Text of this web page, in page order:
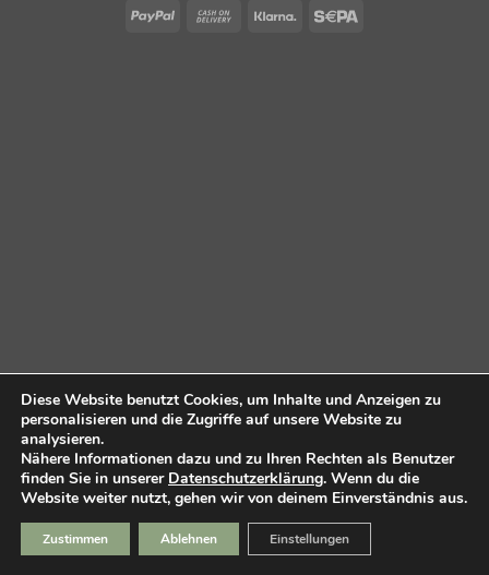
PayPal
Cash
Klarna
Diese Website benutzt Cookies, um Inhalte und Anzeigen zu
personalisieren und die Zugriffe auf unsere Website zu
analysieren.
Nähere Informationen dazu und zu Ihren Rechten als Benutzer
finden Sie in unserer Datenschutzerklärung. Wenn du die
Website weiter nutzt, gehen wir von deinem Einverständnis aus.
Zustimmen Ablehnen Einstellungen